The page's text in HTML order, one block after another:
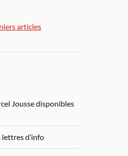
articles
Jousse disponibles
d’info